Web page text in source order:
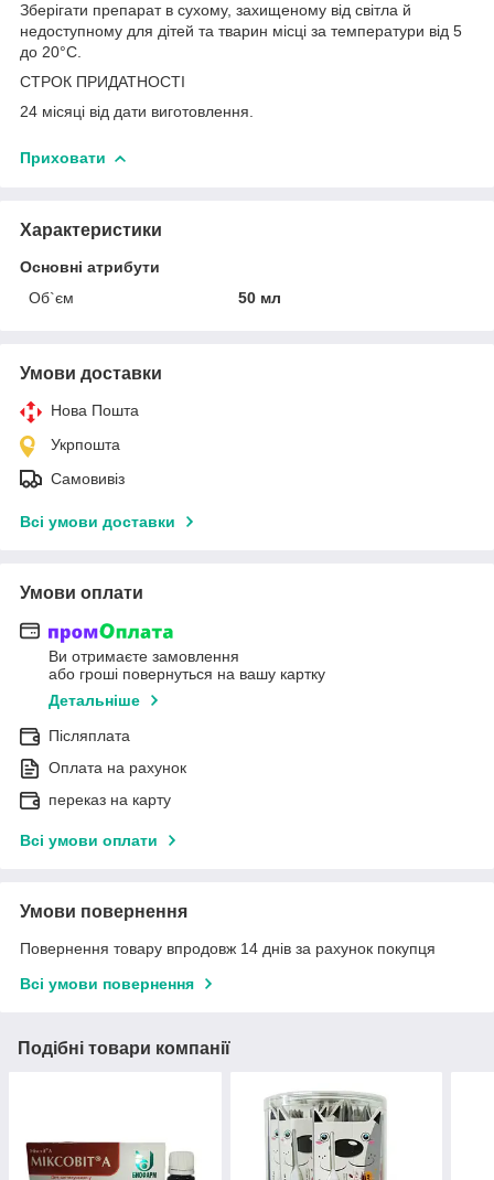
Зберігати препарат в сухому, захищеному від світла й
недоступному для дітей та тварин місці за температури від 5
до 20°С.
СТРОК ПРИДАТНОСТІ
24 місяці від дати виготовлення.
Приховати
Характеристики
Основні атрибути
Об`єм
50 мл
Умови доставки
Нова Пошта
Укрпошта
Самовивіз
Всі умови доставки
Умови оплати
Ви отримаєте замовлення
або гроші повернуться на вашу картку
Детальніше
Післяплата
Оплата на рахунок
переказ на карту
Всі умови оплати
Умови повернення
Повернення товару впродовж 14 днів за рахунок покупця
Всі умови повернення
Подібні товари компанії